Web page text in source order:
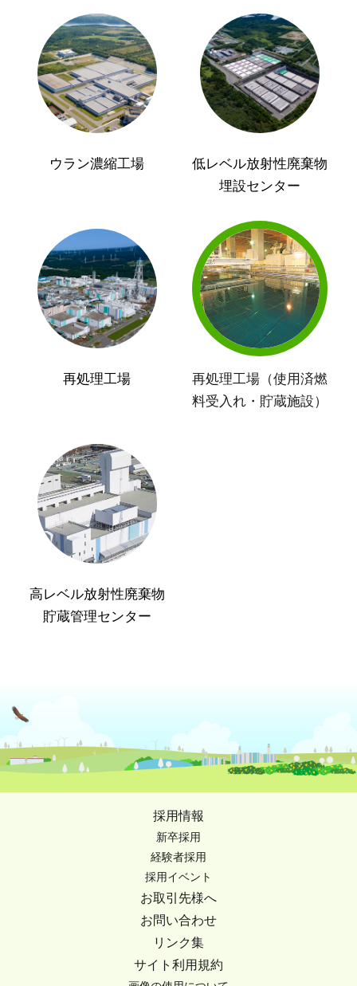
ウラン濃縮工場
低レベル放射性廃棄物
埋設センター
再処理工場
再処理工場（使用済燃
料受入れ・貯蔵施設）
高レベル放射性廃棄物
貯蔵管理センター
採用情報
新卒採用
経験者採用
採用イベント
お取引先様へ
お問い合わせ
リンク集
サイト利用規約